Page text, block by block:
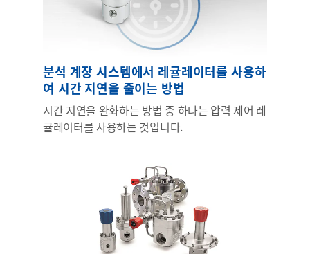
분석 계장 시스템에서 레귤레이터를 사용하
여 시간 지연을 줄이는 방법
시간 지연을 완화하는 방법 중 하나는 압력 제어 레
귤레이터를 사용하는 것입니다.